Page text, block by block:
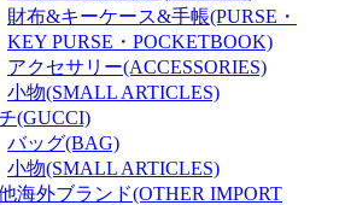
財布&キーケース&手帳(PURSE・
KEY PURSE・POCKETBOOK)
アクセサリー(ACCESSORIES)
小物(SMALL ARTICLES)
(GUCCI)
バッグ(BAG)
小物(SMALL ARTICLES)
海外ブランド(OTHER IMPORT